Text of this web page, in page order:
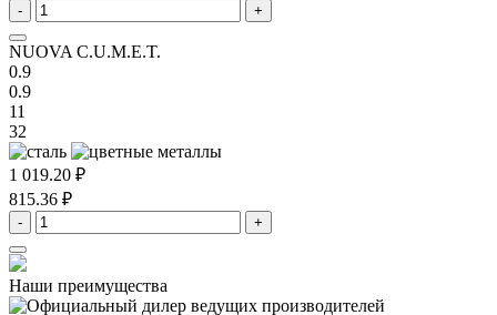
- +
NUOVA C.U.M.E.T.
0.9
0.9
11
32
1 019.20 ₽
815.36 ₽
- +
Наши преимущества